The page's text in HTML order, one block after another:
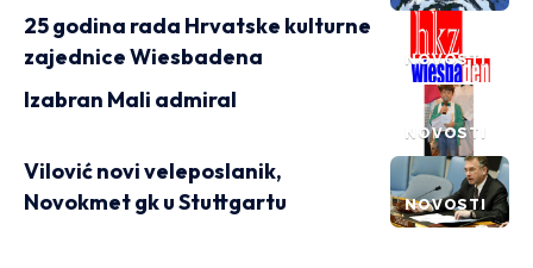
NOVOSTI
25 godina rada Hrvatske kulturne
zajednice Wiesbadena
NOVOSTI
Izabran Mali admiral
NOVOSTI
Vilović novi veleposlanik,
Novokmet gk u Stuttgartu